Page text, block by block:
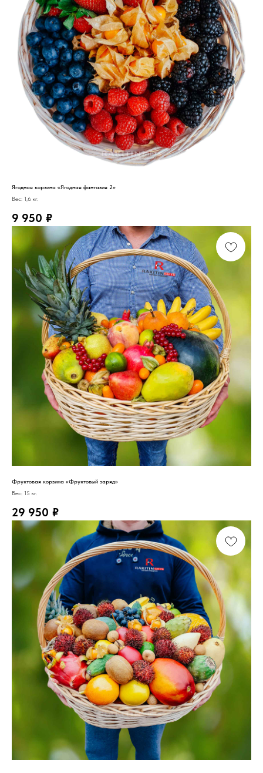
Ягодная корзина «Ягодная фантазия 2»
Вес: 1,6 кг.
9 950 ₽
Фруктовая корзина «Фруктовый заряд»
Вес: 15 кг.
29 950 ₽